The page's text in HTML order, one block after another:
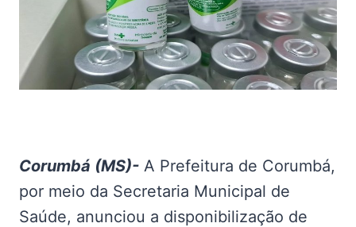
Corumbá (MS)- A Prefeitura de Corumbá,
por meio da Secretaria Municipal de
Saúde, anunciou a disponibilização de